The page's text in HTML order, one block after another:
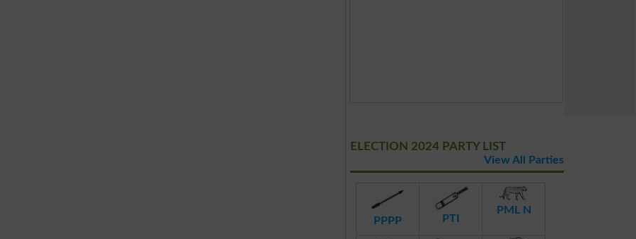
ELECTION 2024 PARTY LIST
View All Parties
PPPP PTI
PML N